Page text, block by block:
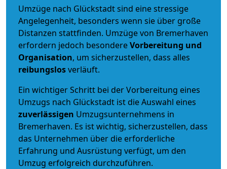
Umzüge nach Glückstadt sind eine stressige
Angelegenheit, besonders wenn sie über große
Distanzen stattfinden. Umzüge von Bremerhaven
erfordern jedoch besondereVorbereitung und
Organisation, um sicherzustellen, dass alles
reibungslosverläuft.
Ein wichtiger Schritt bei der Vorbereitung eines
Umzugs nach Glückstadt ist die Auswahl eines
zuverlässigen Umzugsunternehmens in
Bremerhaven. Es ist wichtig, sicherzustellen, dass
das Unternehmen über die erforderliche
Erfahrung und Ausrüstung verfügt, um den
Umzug erfolgreich durchzuführen.